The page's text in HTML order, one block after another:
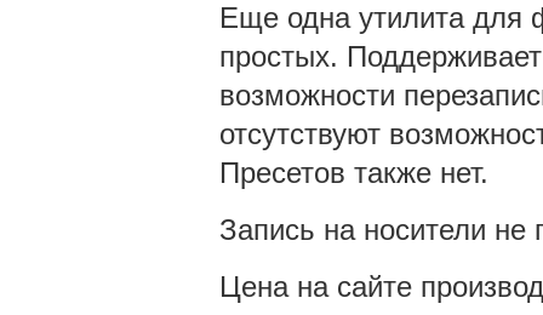
Еще одна утилита для
простых.
возможности
отсутствуют
Пресетов также нет.
Запись на носители не
Цена на сайте